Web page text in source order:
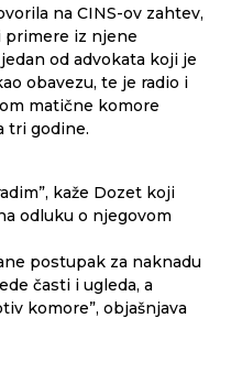
na CINS-ov zahtev,
primere iz njene
od advokata koji je
obavezu, te je radio i
matične komore
tri godine.
kaže Dozet koji
odluku o njegovom
postupak za naknadu
časti i ugleda, a
komore”, objašnjava